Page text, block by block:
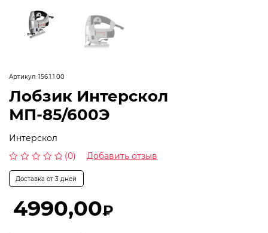
Артикул: 156.1.1.00
Лобзик Интерскол
МП-85/600Э
Интерскол
Оценка
из
(0) Добавить отзыв
Доставка от 3 дней
4990,00₽